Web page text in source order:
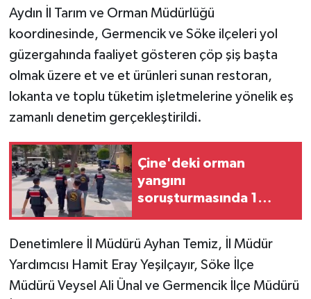
Aydın İl Tarım ve Orman Müdürlüğü
koordinesinde, Germencik ve Söke ilçeleri yol
güzergahında faaliyet gösteren çöp şiş başta
olmak üzere et ve et ürünleri sunan restoran,
lokanta ve toplu tüketim işletmelerine yönelik eş
zamanlı denetim gerçekleştirildi.
Çine'deki orman
yangını
soruşturmasında 1
Denetimlere İl Müdürü Ayhan Temiz, İl Müdür
Yardımcısı Hamit Eray Yeşilçayır, Söke İlçe
Müdürü Veysel Ali Ünal ve Germencik İlçe Müdürü